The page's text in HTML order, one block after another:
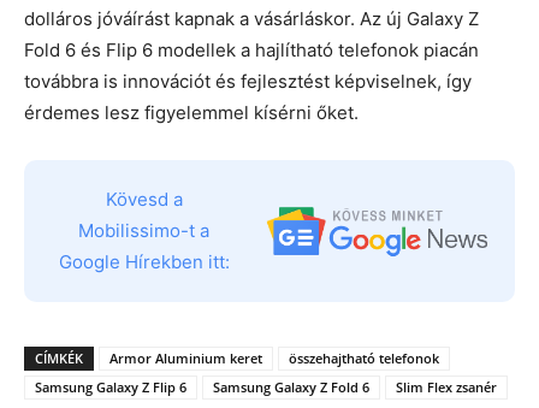
dolláros jóváírást kapnak a vásárláskor. Az új Galaxy Z
Fold 6 és Flip 6 modellek a hajlítható telefonok piacán
továbbra is innovációt és fejlesztést képviselnek, így
érdemes lesz figyelemmel kísérni őket.
Kövesd a
Mobilissimo-t a
Google Hírekben itt:
CÍMKÉK Armor Aluminium keret
összehajtható telefonok
Samsung Galaxy Z Flip 6
Samsung Galaxy Z Fold 6 Slim Flex zsanér